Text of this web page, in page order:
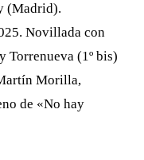
(Madrid).
Novillada con
Torrenueva (1º bis)
Morilla,
de «No hay